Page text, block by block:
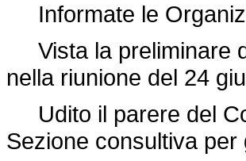
Informate le
Vista la preliminare
nella riunione del 24
Udito il parere del
Sezione consultiva